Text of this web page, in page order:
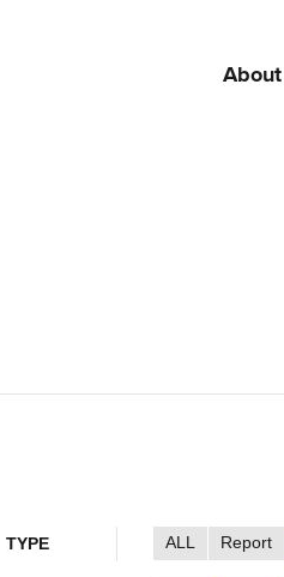
About
TYPE ALL Report